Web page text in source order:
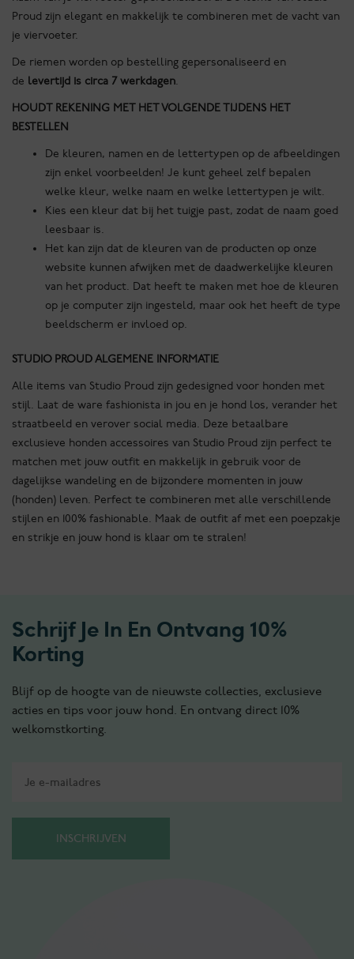
Proud zijn elegant en makkelijk te combineren met de vacht van
je viervoeter.
De riemen worden op bestelling gepersonaliseerd en
de levertijd is circa 7 werkdagen.
HOUDT REKENING MET HET VOLGENDE TIJDENS HET
BESTELLEN
De kleuren, namen en de lettertypen op de afbeeldingen
zijn enkel voorbeelden! Je kunt geheel zelf bepalen
welke kleur, welke naam en welke lettertypen je wilt.
Kies een kleur dat bij het tuigje past, zodat de naam goed
leesbaar is.
Het kan zijn dat de kleuren van de producten op onze
website kunnen afwijken met de daadwerkelijke kleuren
van het product. Dat heeft te maken met hoe de kleuren
op je computer zijn ingesteld, maar ook het heeft de type
beeldscherm er invloed op.
STUDIO PROUD ALGEMENE INFORMATIE
Alle items van Studio Proud zijn gedesigned voor honden met
stijl. Laat de ware fashionista in jou en je hond los, verander het
straatbeeld en verover social media. Deze betaalbare
exclusieve honden accessoires van Studio Proud zijn perfect te
matchen met jouw outfit en makkelijk in gebruik voor de
dagelijkse wandeling en de bijzondere momenten in jouw
(honden) leven. Perfect te combineren met alle verschillende
stijlen en 100% fashionable. Maak de outfit af met een poepzakje
en strikje en jouw hond is klaar om te stralen!
Schrijf Je In En Ontvang 10%
Korting
Blijf op de hoogte van de nieuwste collecties, exclusieve
acties en tips voor jouw hond. En ontvang direct 10%
welkomstkorting.